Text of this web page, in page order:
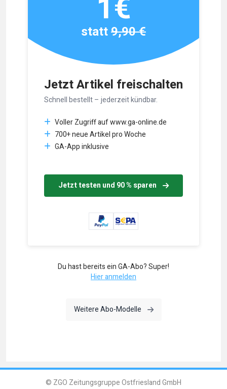
Jetzt Artikel freischalten
Schnell bestellt – jederzeit kündbar.
Voller Zugriff auf www.ga-online.de
700+ neue Artikel pro Woche
GA-App inklusive
Jetzt testen und 90 % sparen
statt9,90 €
Du hast bereits ein GA-Abo? Super!
Hier anmelden
Weitere Abo-Modelle
© ZGO Zeitungsgruppe Ostfriesland GmbH